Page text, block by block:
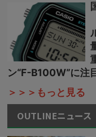
ン“F-B100W”に注
＞＞＞もっと見る
OUTLINEニュース